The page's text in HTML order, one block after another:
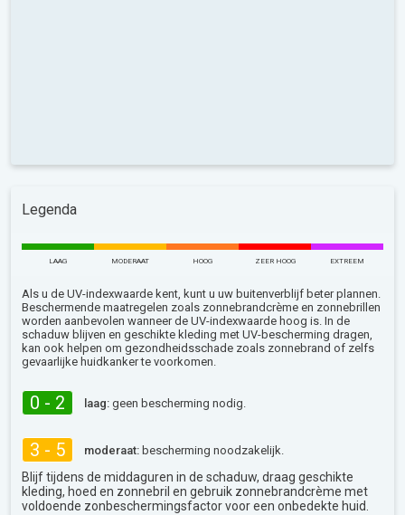
Legenda
LAAG MODERAAT HOOG ZEER HOOG EXTREEM
Als u de UV-indexwaarde kent, kunt u uw buitenverblijf beter plannen.
Beschermende maatregelen zoals zonnebrandcrème en zonnebrillen
worden aanbevolen wanneer de UV-indexwaarde hoog is. In de
schaduw blijven en geschikte kleding met UV-bescherming dragen,
kan ook helpen om gezondheidsschade zoals zonnebrand of zelfs
gevaarlijke huidkanker te voorkomen.
0 - 2 laag: geen bescherming nodig.
3 - 5 moderaat: bescherming noodzakelijk.
Blijf tijdens de middaguren in de schaduw, draag geschikte
kleding, hoed en zonnebril en gebruik zonnebrandcrème met
voldoende zonbeschermingsfactor voor een onbedekte huid.